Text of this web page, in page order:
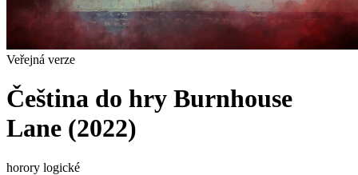
Veřejná verze
Čeština do hry Burnhouse
Lane (2022)
horory logické